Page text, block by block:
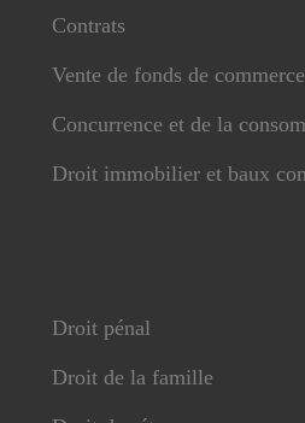
Contrats
Vente de fonds de
Concurrence et de la
Droit immobilier et baux
Droit pénal
Droit de la famille